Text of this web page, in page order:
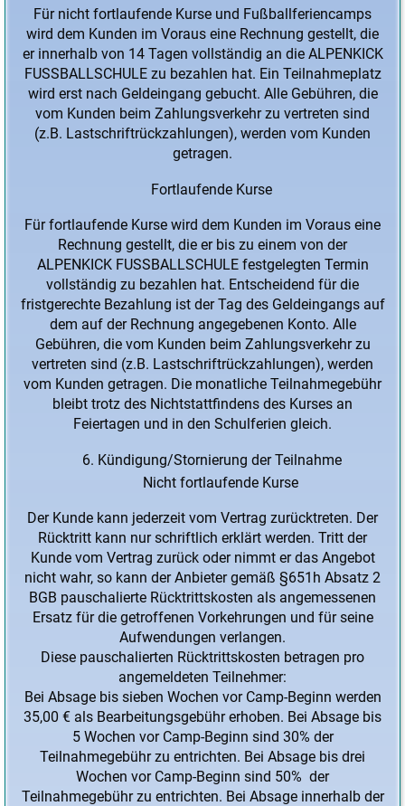
Für nicht fortlaufende Kurse und Fußballferiencamps
wird dem Kunden im Voraus eine Rechnung gestellt, die
er innerhalb von 14 Tagen vollständig an die ALPENKICK
FUSSBALLSCHULE zu bezahlen hat. Ein Teilnahmeplatz
wird erst nach Geldeingang gebucht. Alle Gebühren, die
vom Kunden beim Zahlungsverkehr zu vertreten sind
(z.B. Lastschriftrückzahlungen), werden vom Kunden
getragen.
Fortlaufende Kurse
Für fortlaufende Kurse wird dem Kunden im Voraus eine
Rechnung gestellt, die er bis zu einem von der
ALPENKICK FUSSBALLSCHULE festgelegten Termin
vollständig zu bezahlen hat. Entscheidend für die
fristgerechte Bezahlung ist der Tag des Geldeingangs auf
dem auf der Rechnung angegebenen Konto. Alle
Gebühren, die vom Kunden beim Zahlungsverkehr zu
vertreten sind (z.B. Lastschriftrückzahlungen), werden
vom Kunden getragen. Die monatliche Teilnahmegebühr
bleibt trotz des Nichtstattfindens des Kurses an
Feiertagen und in den Schulferien gleich.
Kündigung/Stornierung der Teilnahme
Nicht fortlaufende Kurse
Der Kunde kann jederzeit vom Vertrag zurücktreten. Der
Rücktritt kann nur schriftlich erklärt werden. Tritt der
Kunde vom Vertrag zurück oder nimmt er das Angebot
nicht wahr, so kann der Anbieter gemäß §651h Absatz 2
BGB pauschalierte Rücktrittskosten als angemessenen
Ersatz für die getroffenen Vorkehrungen und für seine
Aufwendungen verlangen.
Diese pauschalierten Rücktrittskosten betragen pro
angemeldeten Teilnehmer:
Bei Absage bis sieben Wochen vor Camp-Beginn werden
35,00 € als Bearbeitungsgebühr erhoben. Bei Absage bis
5 Wochen vor Camp-Beginn sind 30% der
Teilnahmegebühr zu entrichten. Bei Absage bis drei
Wochen vor Camp-Beginn sind 50% der
Teilnahmegebühr zu entrichten. Bei Absage innerhalb der